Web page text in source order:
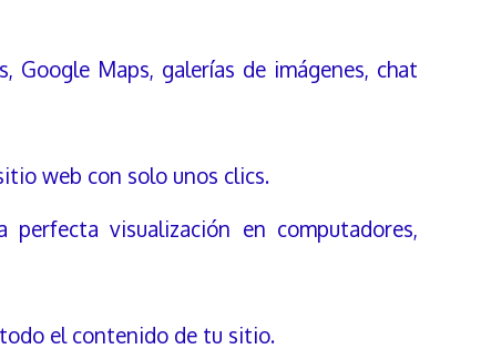
Google Maps, galerías de imágenes, chat
web con solo unos clics.
visualización en computadores,
el contenido de tu sitio.